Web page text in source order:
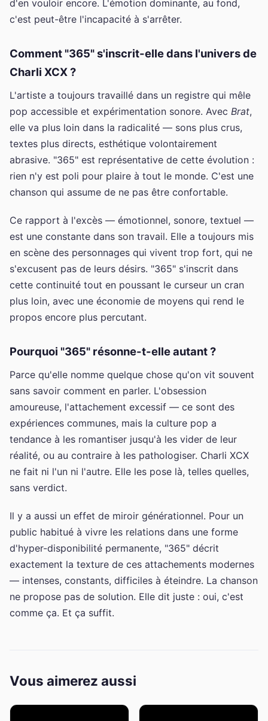
d'en vouloir encore. L'émotion dominante, au fond,
c'est peut-être l'incapacité à s'arrêter.
Comment "365" s'inscrit-elle dans l'univers de
Charli XCX ?
L'artiste a toujours travaillé dans un registre qui mêle
pop accessible et expérimentation sonore. Avec Brat,
elle va plus loin dans la radicalité — sons plus crus,
textes plus directs, esthétique volontairement
abrasive. "365" est représentative de cette évolution :
rien n'y est poli pour plaire à tout le monde. C'est une
chanson qui assume de ne pas être confortable.
Ce rapport à l'excès — émotionnel, sonore, textuel —
est une constante dans son travail. Elle a toujours mis
en scène des personnages qui vivent trop fort, qui ne
s'excusent pas de leurs désirs. "365" s'inscrit dans
cette continuité tout en poussant le curseur un cran
plus loin, avec une économie de moyens qui rend le
propos encore plus percutant.
Pourquoi "365" résonne-t-elle autant ?
Parce qu'elle nomme quelque chose qu'on vit souvent
sans savoir comment en parler. L'obsession
amoureuse, l'attachement excessif — ce sont des
expériences communes, mais la culture pop a
tendance à les romantiser jusqu'à les vider de leur
réalité, ou au contraire à les pathologiser. Charli XCX
ne fait ni l'un ni l'autre. Elle les pose là, telles quelles,
sans verdict.
Il y a aussi un effet de miroir générationnel. Pour un
public habitué à vivre les relations dans une forme
d'hyper-disponibilité permanente, "365" décrit
exactement la texture de ces attachements modernes
— intenses, constants, difficiles à éteindre. La chanson
ne propose pas de solution. Elle dit juste : oui, c'est
comme ça. Et ça suffit.
Vous aimerez aussi